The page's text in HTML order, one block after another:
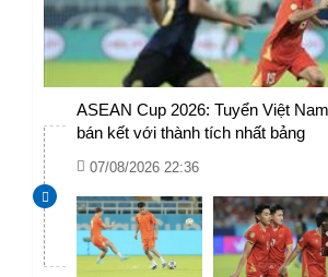
ASEAN Cup 2026: Tuyển Việt
bán kết với thành tích nhất bảng
07/08/2026 22:36